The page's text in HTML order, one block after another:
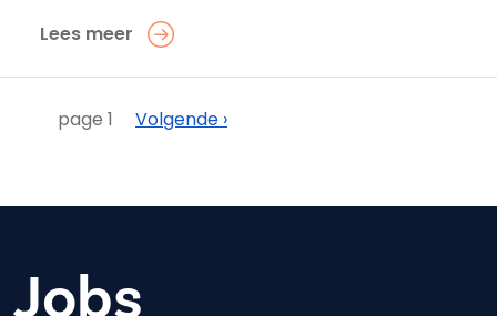
Lees meer
Paginering
page 1 Volgende
Volgende ›
Jobs